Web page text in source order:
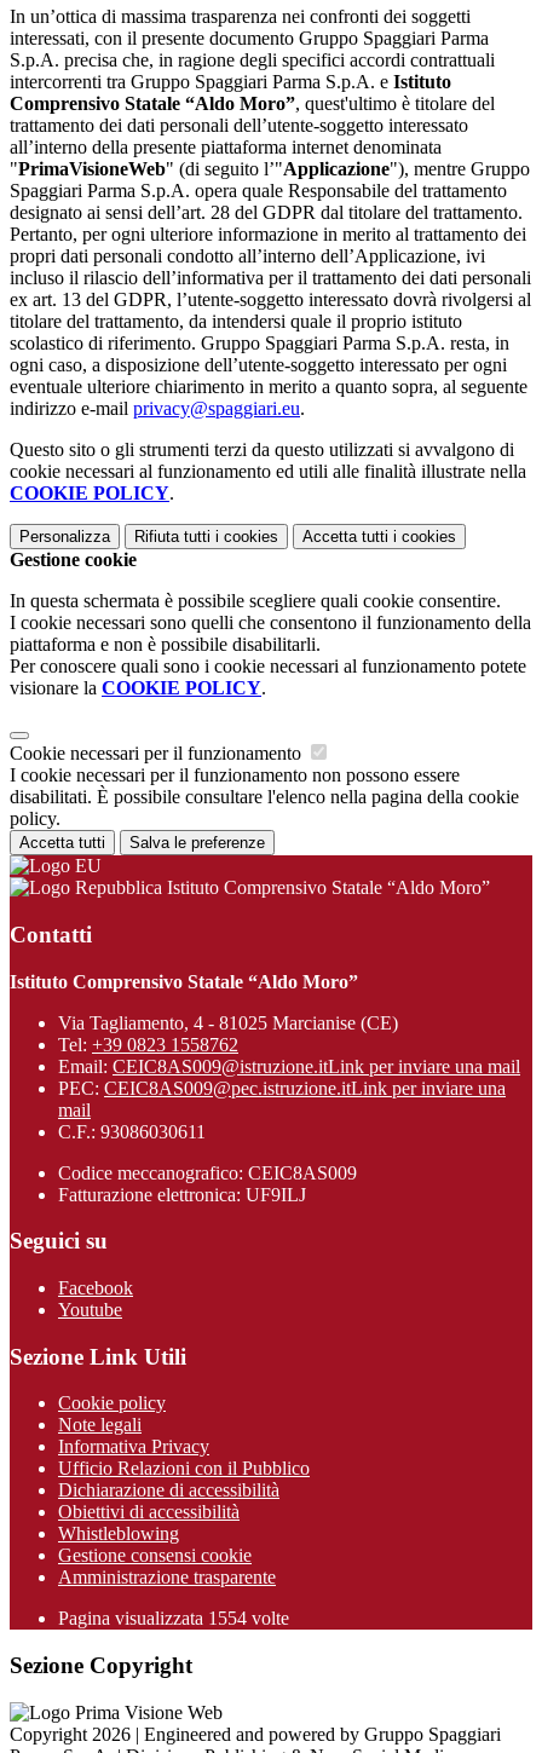
In un’ottica di massima trasparenza nei confronti dei soggetti
interessati, con il presente documento Gruppo Spaggiari Parma
S.p.A. precisa che, in ragione degli specifici accordi contrattuali
intercorrenti tra Gruppo Spaggiari Parma S.p.A. e Istituto
Comprensivo Statale “Aldo Moro”, quest'ultimo è titolare del
trattamento dei dati personali dell’utente-soggetto interessato
all’interno della presente piattaforma internet denominata
"PrimaVisioneWeb" (di seguito l’"Applicazione"), mentre Gruppo
Spaggiari Parma S.p.A. opera quale Responsabile del trattamento
designato ai sensi dell’art. 28 del GDPR dal titolare del trattamento.
Pertanto, per ogni ulteriore informazione in merito al trattamento dei
propri dati personali condotto all’interno dell’Applicazione, ivi
incluso il rilascio dell’informativa per il trattamento dei dati personali
ex art. 13 del GDPR, l’utente-soggetto interessato dovrà rivolgersi al
titolare del trattamento, da intendersi quale il proprio istituto
scolastico di riferimento. Gruppo Spaggiari Parma S.p.A. resta, in
ogni caso, a disposizione dell’utente-soggetto interessato per ogni
eventuale ulteriore chiarimento in merito a quanto sopra, al seguente
indirizzo e-mail privacy@spaggiari.eu.
Questo sito o gli strumenti terzi da questo utilizzati si avvalgono di
cookie necessari al funzionamento ed utili alle finalità illustrate nella
COOKIE POLICY.
Personalizza Rifiuta tutti i cookies Accetta tutti i cookies
Gestione cookie
In questa schermata è possibile scegliere quali cookie consentire.
I cookie necessari sono quelli che consentono il funzionamento della
piattaforma e non è possibile disabilitarli.
Per conoscere quali sono i cookie necessari al funzionamento potete
visionare la COOKIE POLICY.
Cookie necessari per il funzionamento
I cookie necessari per il funzionamento non possono essere
disabilitati. È possibile consultare l'elenco nella pagina della cookie
policy.
Accetta tutti Salva le preferenze
Istituto Comprensivo Statale “Aldo Moro”
Contatti
Istituto Comprensivo Statale “Aldo Moro”
Via Tagliamento, 4 - 81025 Marcianise (CE)
Tel: +39 0823 1558762
Email: CEIC8AS009@istruzione.itLink per inviare una mail
PEC: CEIC8AS009@pec.istruzione.itLink per inviare una
mail
C.F.: 93086030611
Codice meccanografico: CEIC8AS009
Fatturazione elettronica: UF9ILJ
Seguici su
Facebook
Youtube
Sezione Link Utili
Cookie policy
Note legali
Informativa Privacy
Ufficio Relazioni con il Pubblico
Dichiarazione di accessibilità
Obiettivi di accessibilità
Whistleblowing
Gestione consensi cookie
Amministrazione trasparente
Pagina visualizzata 1554 volte
Sezione Copyright
Copyright 2026 | Engineered and powered by Gruppo Spaggiari